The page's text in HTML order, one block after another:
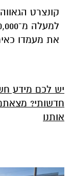
קונצרט
את מעמדו
יש לכם מידע
חדשותי?
אותנו